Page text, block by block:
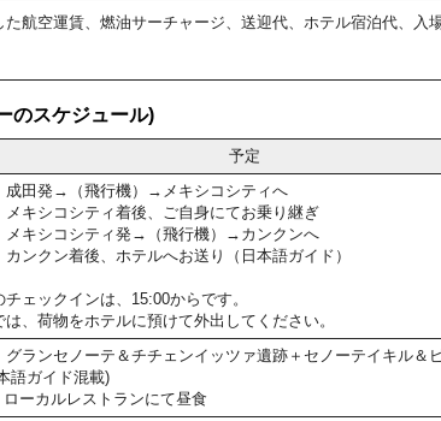
た航空運賃、燃油サーチャージ、送迎代、ホテル宿泊代、
のスケジュール)
予定
成田発→（飛行機）→メキシコシティへ
メキシコシティ着後、ご自身にてお乗り継ぎ
メキシコシティ発→（飛行機）→カンクンへ
カンクン着後、ホテルへお送り（日本語ガイド）
チェックインは、15:00からです。
は、荷物をホテルに預けて外出してください。
グランセノーテ＆チチェンイッツァ遺跡＋セノーテイキル＆
語ガイド混載)
ーカルレストランにて昼食